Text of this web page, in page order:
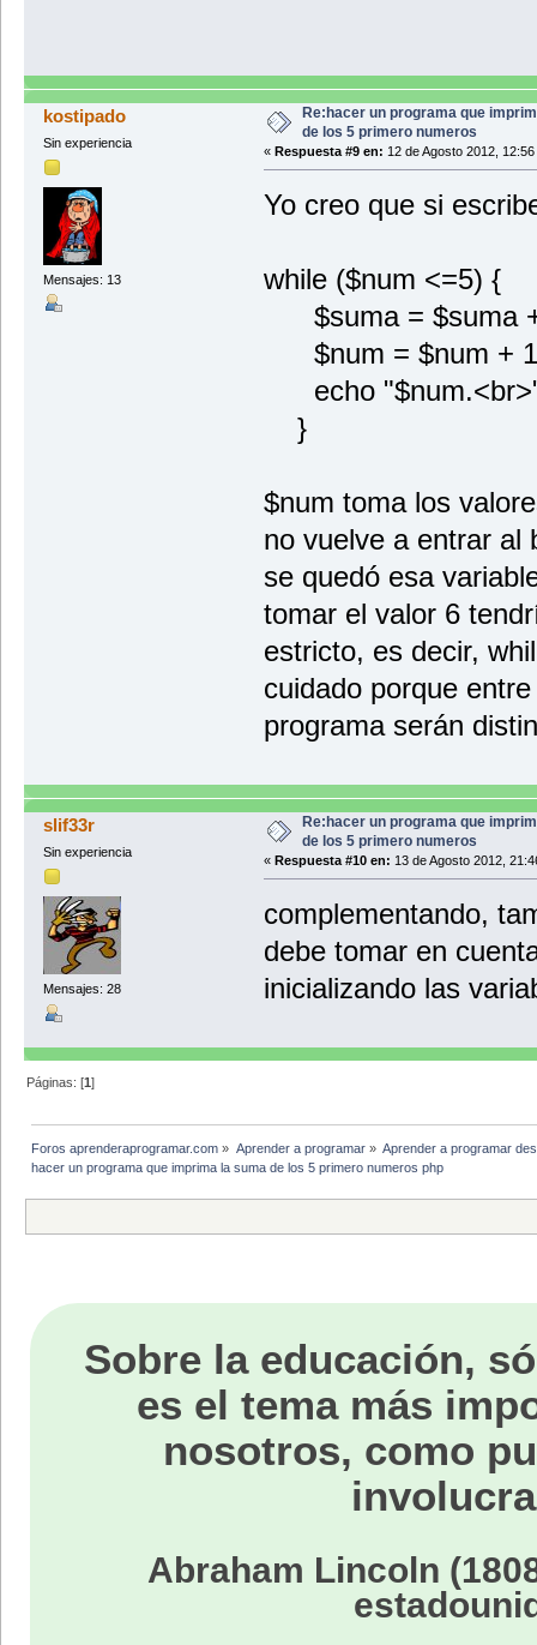
kostipado
Sin experiencia
Mensajes: 13
Re:hacer un programa que
de los 5 primero numeros
« Respuesta #9 en: 12 de Agosto 2012, 12:56
Yo creo que si
while ($num <=5) {
$suma = $suma
$num = $num +
echo
}
$num toma los
no vuelve a entrar al
se quedó esa
tomar el valor 6
estricto, es decir,
cuidado porque
programa serán
slif33r
Sin experiencia
Mensajes: 28
Re:hacer un programa que
de los 5 primero numeros
« Respuesta #10 en: 13 de Agosto 2012,
complementando,
debe tomar en
inicializando las
Páginas: [1]
Foros aprenderaprogramar.com » Aprender a programar» Aprender a programar
hacer un programa que imprima la suma de los 5 primero numeros php
Sobre la educación,
es el tema más
nosotros, como
Abraham Lincoln